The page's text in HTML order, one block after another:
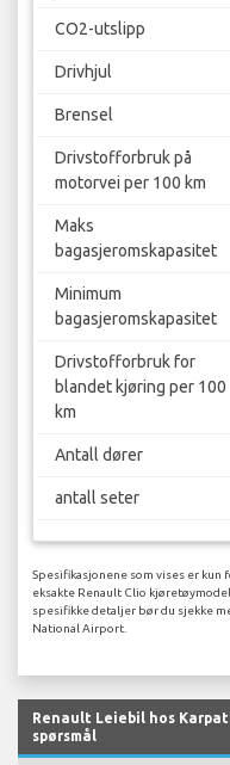
CO2-utslipp
Drivhjul
Brensel
Drivstofforbruk på
motorvei per 100 km
Maks
bagasjeromskapasitet
Minimum
bagasjeromskapasitet
Drivstofforbruk for
blandet kjøring per 100
km
Antall dører
antall seter
Spesifikasjonene som vises er kun
eksakte Renault Clio
spesifikke detaljer bør du sjekke
National Airport.
Renault Leiebil hos
spørsmål